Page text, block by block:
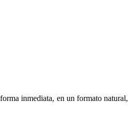
inmediata, en un formato natural,